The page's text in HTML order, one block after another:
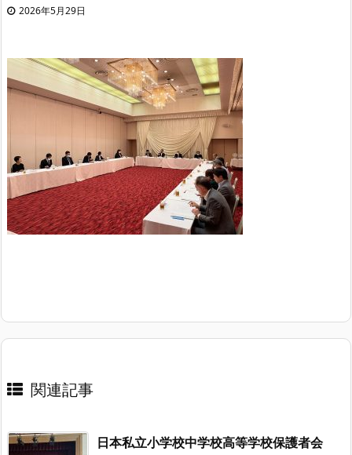
2026年5月29日
関連記事
日本私立小学校中学校高等学校保護者会